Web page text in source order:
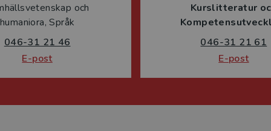
och
humaniora, Språk
046-31 21 46
E-post
Kurslitteratur
046-31 21 61
E-post